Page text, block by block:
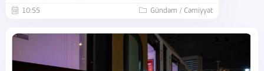
10:55 Gündəm / Cəmiyyət